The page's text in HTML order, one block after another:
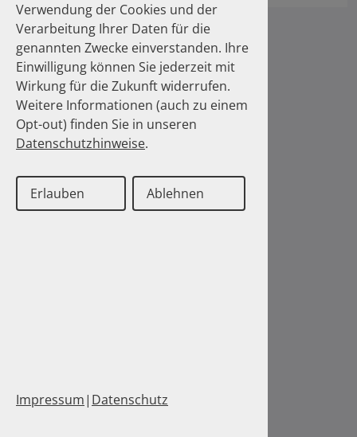
Verwendung der Cookies und der
Verarbeitung Ihrer Daten für die
genannten Zwecke einverstanden. Ihre
Einwilligung können Sie jederzeit mit
Wirkung für die Zukunft widerrufen.
Weitere Informationen (auch zu einem
Opt-out) finden Sie in unseren
Datenschutzhinweise.
Erlauben Ablehnen
Impressum| Datenschutz